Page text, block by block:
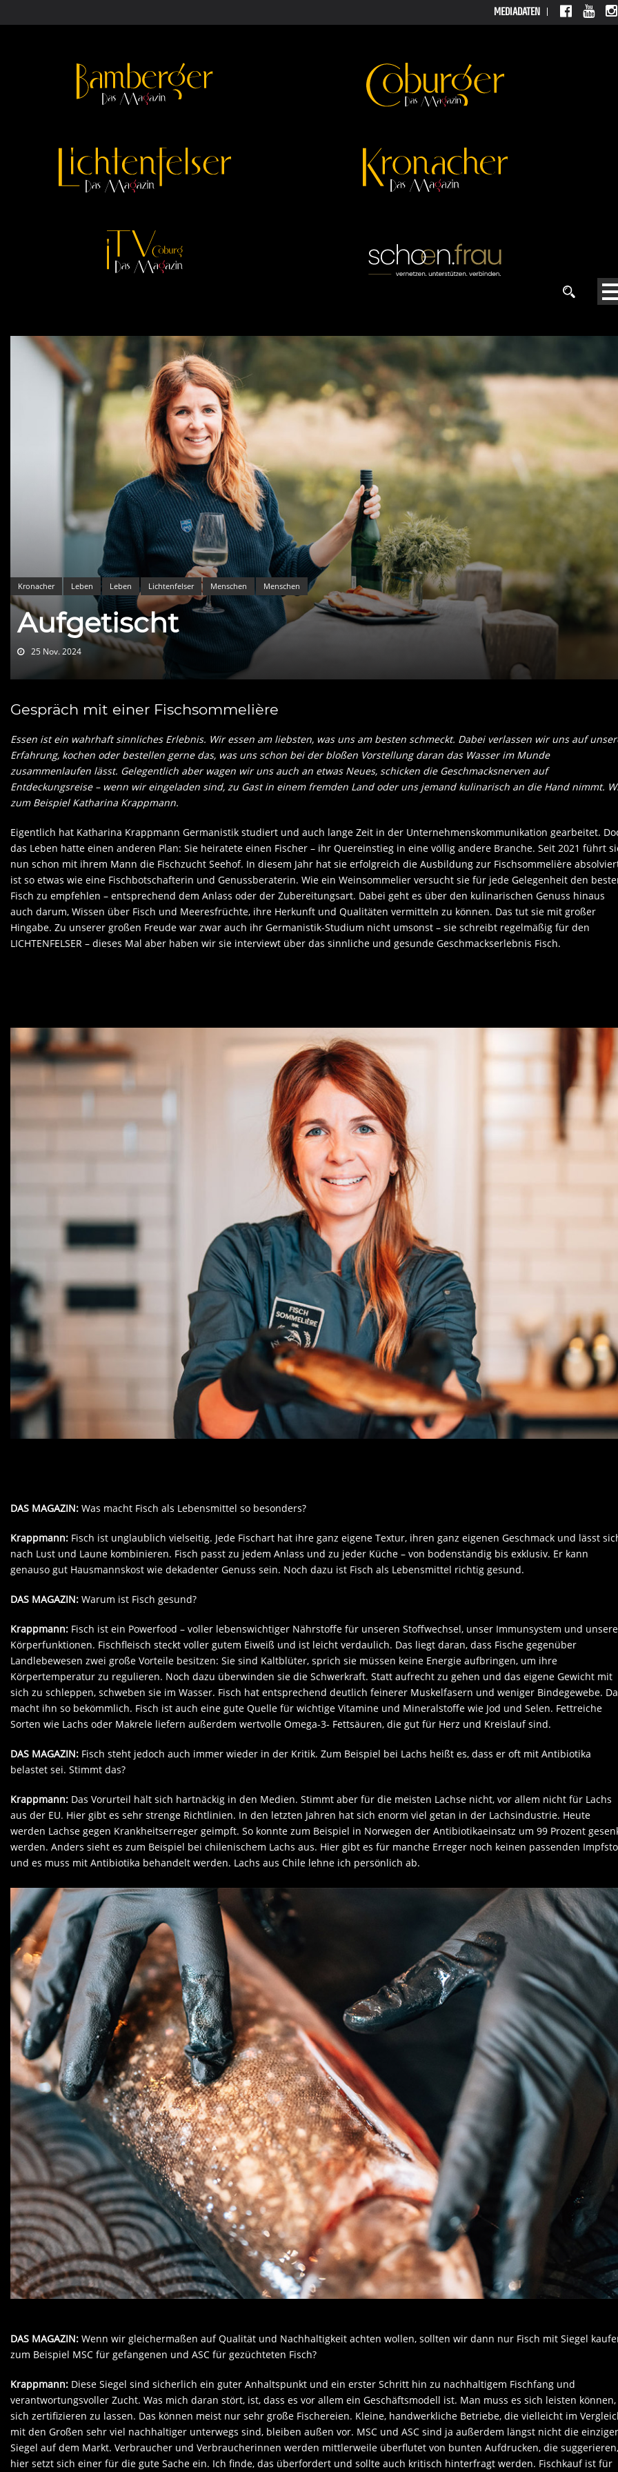
MEDIADATEN
Kronacher Leben Leben Lichtenfelser Menschen Menschen
Aufgetischt
25 Nov. 2024
Gespräch mit einer Fischsommelière
Essen ist ein wahrhaft sinnliches Erlebnis. Wir essen am liebsten, was uns am besten schmeckt. Dabei verlassen wir uns auf
Erfahrung, kochen oder bestellen gerne das, was uns schon bei der bloßen Vorstellung daran das Wasser im Munde
zusammenlaufen lässt. Gelegentlich aber wagen wir uns auch an etwas Neues, schicken die Geschmacksnerven auf
Entdeckungsreise – wenn wir eingeladen sind, zu Gast in einem fremden Land oder uns jemand kulinarisch an die Hand nimmt.
zum Beispiel Katharina Krappmann.
Eigentlich hat Katharina Krappmann Germanistik studiert und auch lange Zeit in der Unternehmenskommunikation gearbeitet.
das Leben hatte einen anderen Plan: Sie heiratete einen Fischer – ihr Quereinstieg in eine völlig andere Branche. Seit 2021 führt
nun schon mit ihrem Mann die Fischzucht Seehof. In diesem Jahr hat sie erfolgreich die Ausbildung zur Fischsommelière
ist so etwas wie eine Fischbotschafterin und Genussberaterin. Wie ein Weinsommelier versucht sie für jede Gelegenheit den
Fisch zu empfehlen – entsprechend dem Anlass oder der Zubereitungsart. Dabei geht es über den kulinarischen Genuss hinaus
auch darum, Wissen über Fisch und Meeresfrüchte, ihre Herkunft und Qualitäten vermitteln zu können. Das tut sie mit großer
Hingabe. Zu unserer großen Freude war zwar auch ihr Germanistik-Studium nicht umsonst – sie schreibt regelmäßig für den
LICHTENFELSER – dieses Mal aber haben wir sie interviewt über das sinnliche und gesunde Geschmackserlebnis Fisch.
DAS MAGAZIN: Was macht Fisch als Lebensmittel so besonders?
Krappmann: Fisch ist unglaublich vielseitig. Jede Fischart hat ihre ganz eigene Textur, ihren ganz eigenen Geschmack und lässt
nach Lust und Laune kombinieren. Fisch passt zu jedem Anlass und zu jeder Küche – von bodenständig bis exklusiv. Er kann
genauso gut Hausmannskost wie dekadenter Genuss sein. Noch dazu ist Fisch als Lebensmittel richtig gesund.
DAS MAGAZIN: Warum ist Fisch gesund?
Krappmann: Fisch ist ein Powerfood – voller lebenswichtiger Nährstoffe für unseren Stoffwechsel, unser Immunsystem und unsere
Körperfunktionen. Fischfleisch steckt voller gutem Eiweiß und ist leicht verdaulich. Das liegt daran, dass Fische gegenüber
Landlebewesen zwei große Vorteile besitzen: Sie sind Kaltblüter, sprich sie müssen keine Energie aufbringen, um ihre
Körpertemperatur zu regulieren. Noch dazu überwinden sie die Schwerkraft. Statt aufrecht zu gehen und das eigene Gewicht mit
sich zu schleppen, schweben sie im Wasser. Fisch hat entsprechend deutlich feinerer Muskelfasern und weniger Bindegewebe.
macht ihn so bekömmlich. Fisch ist auch eine gute Quelle für wichtige Vitamine und Mineralstoffe wie Jod und Selen. Fettreiche
Sorten wie Lachs oder Makrele liefern außerdem wertvolle Omega-3- Fettsäuren, die gut für Herz und Kreislauf sind.
DAS MAGAZIN: Fisch steht jedoch auch immer wieder in der Kritik. Zum Beispiel bei Lachs heißt es, dass er oft mit Antibiotika
belastet sei. Stimmt das?
Krappmann: Das Vorurteil hält sich hartnäckig in den Medien. Stimmt aber für die meisten Lachse nicht, vor allem nicht für Lachs
aus der EU. Hier gibt es sehr strenge Richtlinien. In den letzten Jahren hat sich enorm viel getan in der Lachsindustrie. Heute
werden Lachse gegen Krankheitserreger geimpft. So konnte zum Beispiel in Norwegen der Antibiotikaeinsatz um 99 Prozent
werden. Anders sieht es zum Beispiel bei chilenischem Lachs aus. Hier gibt es für manche Erreger noch keinen passenden
und es muss mit Antibiotika behandelt werden. Lachs aus Chile lehne ich persönlich ab.
DAS MAGAZIN: Wenn wir gleichermaßen auf Qualität und Nachhaltigkeit achten wollen, sollten wir dann nur Fisch mit Siegel
zum Beispiel MSC für gefangenen und ASC für gezüchteten Fisch?
Krappmann: Diese Siegel sind sicherlich ein guter Anhaltspunkt und ein erster Schritt hin zu nachhaltigem Fischfang und
verantwortungsvoller Zucht. Was mich daran stört, ist, dass es vor allem ein Geschäftsmodell ist. Man muss es sich leisten können,
sich zertifizieren zu lassen. Das können meist nur sehr große Fischereien. Kleine, handwerkliche Betriebe, die vielleicht im
mit den Großen sehr viel nachhaltiger unterwegs sind, bleiben außen vor. MSC und ASC sind ja außerdem längst nicht die
Siegel auf dem Markt. Verbraucher und Verbraucherinnen werden mittlerweile überflutet von bunten Aufdrucken, die suggerieren,
hier setzt sich einer für die gute Sache ein. Ich finde, das überfordert und sollte auch kritisch hinterfragt werden. Fischkauf ist für